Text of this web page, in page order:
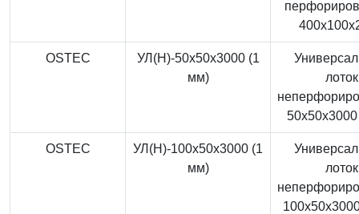
OSTEC
УЛ(Н)-50x50x3000 (1
мм)
лоток
OSTEC
УЛ(Н)-100x50x3000 (1
мм)
лоток